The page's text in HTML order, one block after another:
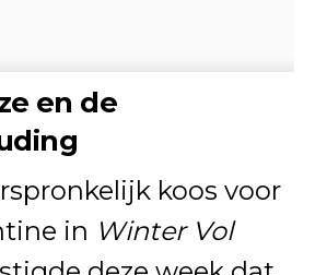
en de
koos voor
in Winter Vol